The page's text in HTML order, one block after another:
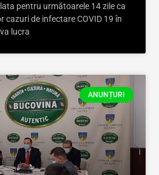
pentru următoarele 14 zile ca
cazuri de infectare COVID 19 în
lucra
ANUNȚURI